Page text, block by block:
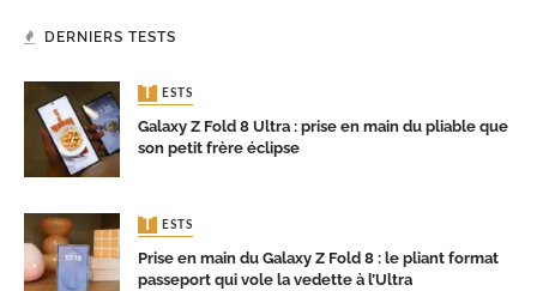
DERNIERS TESTS
TESTS
Galaxy Z Fold 8 Ultra : prise en main du pliable que
son petit frère éclipse
TESTS
Prise en main du Galaxy Z Fold 8 : le pliant format
passeport qui vole la vedette à l’Ultra